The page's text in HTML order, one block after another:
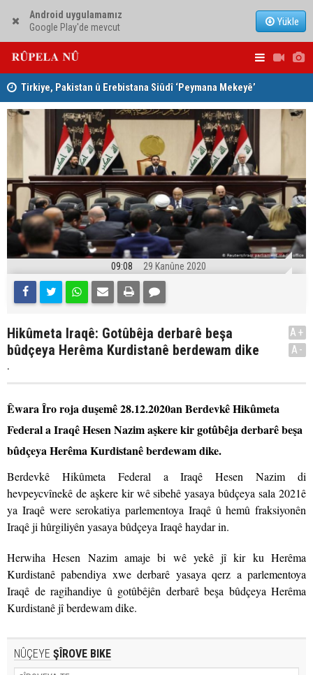
Android uygulamamız
Google Play'de mevcut
Yükle
Tirkiye, Pakistan û Erebistana Siûdî ‘Peymana Mekeyê’
îmze kir girîng e û
09:08 29 Kanûne 2020
Hikûmeta Iraqê: Gotûbêja derbarê beşa
bûdçeya Herêma Kurdistanê berdewam dike
.
A+
A-
Êwara Îro roja duşemê 28.12.2020an Berdevkê Hikûmeta
Federal a Iraqê Hesen Nazim aşkere kir gotûbêja derbarê beşa
bûdçeya Herêma Kurdistanê berdewam dike.
Berdevkê Hikûmeta Federal a Iraqê Hesen Nazim di
hevpeycvînekê de aşkere kir wê sibehê yasaya bûdçeya sala 2021ê
ya Iraqê were serokatiya parlementoya Iraqê û hemû fraksiyonên
Iraqê ji hûrgiliyên yasaya bûdçeya Iraqê haydar in.
Herwiha Hesen Nazim amaje bi wê yekê jî kir ku Herêma
Kurdistanê pabendiya xwe derbarê yasaya qerz a parlementoya
Iraqê de ragihandiye û gotûbêjên derbarê beşa bûdçeya Herêma
Kurdistanê jî berdewam dike.
NÛÇEYE ŞÎROVE BIKE